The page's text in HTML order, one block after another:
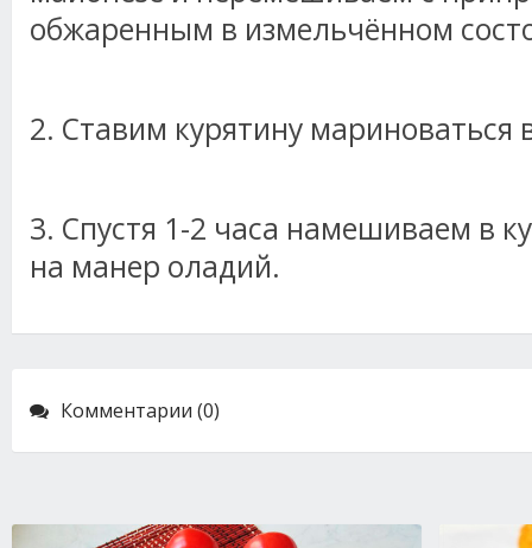
обжаренным в измельчённом
2. Ставим курятину мариноваться
3. Спустя 1-2 часа намешиваем в
на манер оладий.
Комментарии (0)